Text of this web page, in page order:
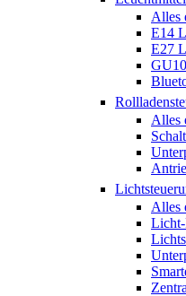
Alles
E14
E27
Alles
Alles
Licht-